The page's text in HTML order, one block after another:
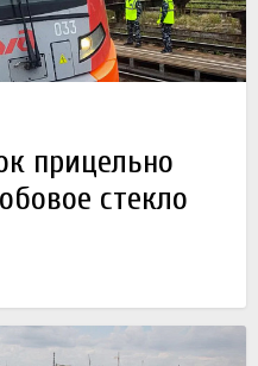
прицельно
стекло